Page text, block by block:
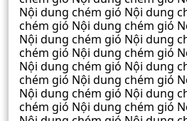
Nội dung chém gió Nội dung
chém gió Nội dung chém gió
Nội dung chém gió Nội dung
chém gió Nội dung chém gió
Nội dung chém gió Nội dung
chém gió Nội dung chém gió
Nội dung chém gió Nội dung
chém gió Nội dung chém gió